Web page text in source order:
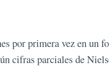
por primera vez en un
cifras parciales de